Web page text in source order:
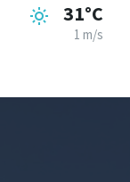
31°C
1 m/s